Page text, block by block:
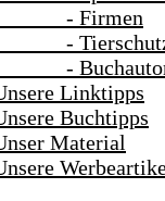
Firmen
Linktipps
Buchtipps
Material